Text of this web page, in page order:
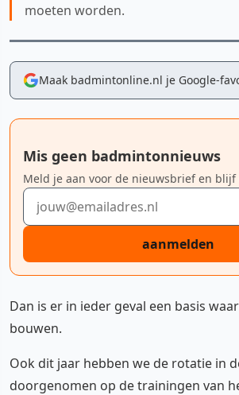
moeten worden.
Maak badmintonline.nl je Google-
Mis geen badmintonnieuws
Meld je aan voor de nieuwsbrief en blijf
E-mailadres
aanmelden
Dan is er in ieder geval een basis
bouwen.
Ook dit jaar hebben we de rotatie in
doorgenomen op de trainingen van